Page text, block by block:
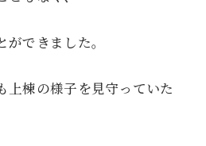
できました。
上棟の様子を見守っていた